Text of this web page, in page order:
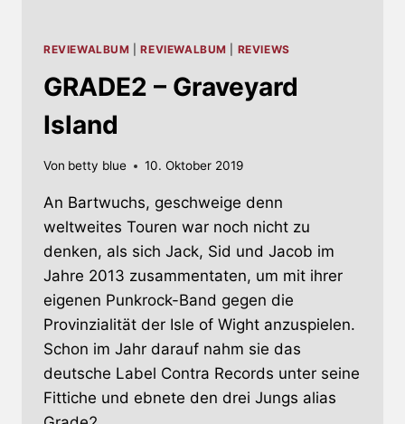
REVIEWALBUM |REVIEWALBUM REVIEWS
GRADE2 – Graveyard
Island
Von betty blue 10. Oktober 2019
An Bartwuchs, geschweige denn
weltweites Touren war noch nicht zu
denken, als sich Jack, Sid und Jacob im
Jahre 2013 zusammentaten, um mit ihrer
eigenen Punkrock-Band gegen die
Provinzialität der Isle of Wight anzuspielen.
Schon im Jahr darauf nahm sie das
deutsche Label Contra Records unter seine
Fittiche und ebnete den drei Jungs alias